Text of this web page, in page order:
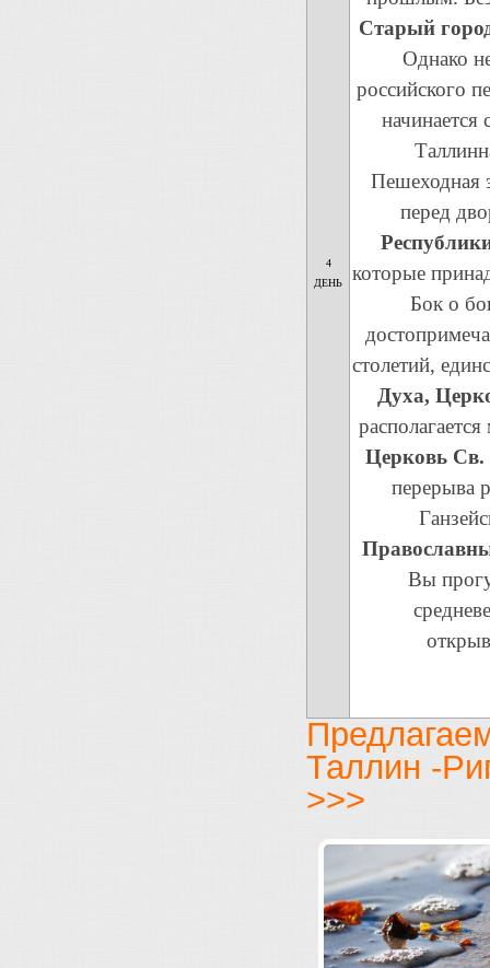
4
ДЕНЬ
Старый
Однако
российского
начинается
Пешеходная
перед
которые
Бок о
столетий,
Духа,
Церковь
перерыва
Вы
Таллин -
>>>